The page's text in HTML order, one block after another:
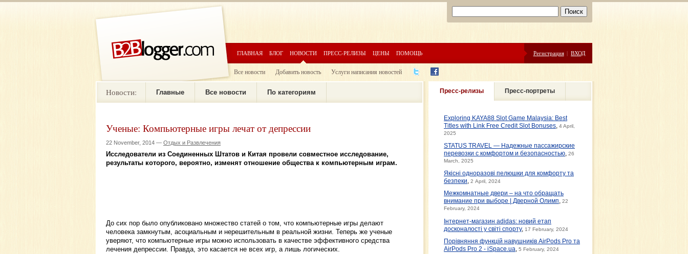
ГЛАВНАЯ БЛОГ НОВОСТИ ПРЕСС-РЕЛИЗЫ ЦЕНЫ ПОМОЩЬ Регистрация | ВХОД
Все новости Добавить новость Услуги написания новостей
Новости: Главные Все новости По категориям
Ученые: Компьютерные игры лечат от депрессии
22 November, 2014 — Отдых и Развлечения
Исследователи из Соединенных Штатов и Китая провели совместное исследование,
результаты которого, вероятно, изменят отношение общества к компьютерным играм.
До сих пор было опубликовано множество статей о том, что компьютерные игры делают
человека замкнутым, асоциальным и нерешительным в реальной жизни. Теперь же ученые
уверяют, что компьютерные игры можно использовать в качестве эффективного средства
лечения депрессии. Правда, это касается не всех игр, а лишь логических.
Пресс-релизы Пресс-портреты
Exploring KAYA88 Slot Game Malaysia: Best
Titles with Link Free Credit Slot Bonuses 4 April,
2025
STATUS TRAVEL — Надежные пассажирские
перевозки с комфортом и безопасностью 26
March, 2025
Якісні одноразові пелюшки для комфорту та
безпеки
2 April, 2024
Межкомнатные двери – на что обращать
внимание при выборе | Дверной Олимп
22
February, 2024
Інтернет-магазин adidas: новий етап
досконалості у світі спорту, 17 February, 2024
Порівняння функцій навушників AirPods Pro та
AirPods Pro 2 - iSpace.ua
5 February, 2024